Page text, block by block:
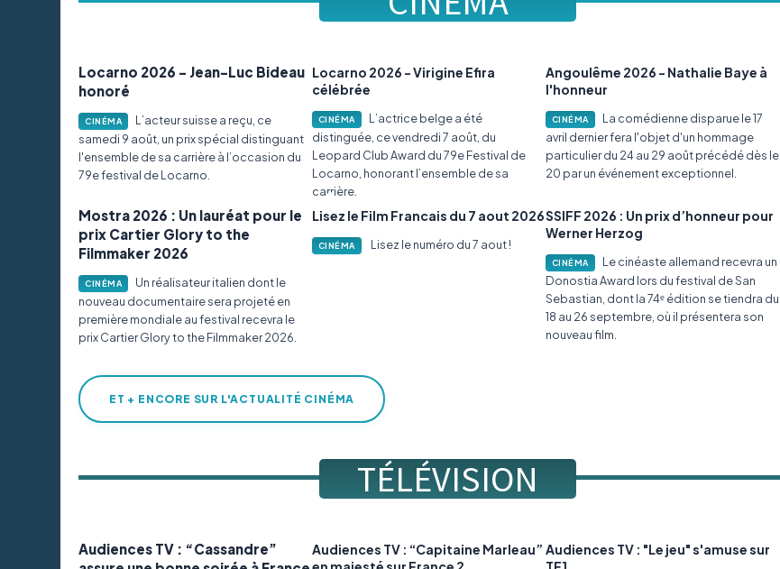
Locarno 2026 - Jean-Luc Bideau
honoré
CINÉMA
L’acteur suisse a reçu, ce
samedi 9 août, un prix spécial distinguant
l'ensemble de sa carrière à l’occasion du
79e festival de Locarno.
Locarno 2026 - Virigine Efira
célébrée
CINÉMA
L’actrice belge a été
distinguée, ce vendredi 7 août, du
Leopard Club Award du 79e Festival de
Locarno, honorant l’ensemble de sa
carrière.
Angoulême 2026 - Nathalie Baye à
l'honneur
CINÉMA
La comédienne disparue le 17
avril dernier fera l'objet d'un hommage
particulier du 24 au 29 août précédé dès le
20 par un événement exceptionnel.
Mostra 2026 : Un lauréat pour le
prix Cartier Glory to the
Filmmaker 2026
CINÉMA
Un réalisateur italien dont le
nouveau documentaire sera projeté en
première mondiale au festival recevra le
prix Cartier Glory to the Filmmaker 2026.
Lisez le Film Francais du 7 aout 2026
CINÉMA Lisez le numéro du 7 aout !
SSIFF 2026 : Un prix d’honneur pour
Werner Herzog
CINÉMA
Le cinéaste allemand recevra un
Donostia Award lors du festival de San
Sebastian, dont la 74ᵉ édition se tiendra du
18 au 26 septembre, où il présentera son
nouveau film.
ET + ENCORE SUR L'ACTUALITÉ CINÉMA
TÉLÉVISION
Audiences TV : “Cassandre”
Audiences TV : “Capitaine Marleau” Audiences TV : "Le jeu" s'amuse sur